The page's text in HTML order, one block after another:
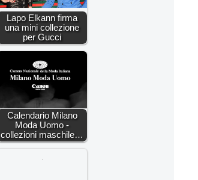
Lapo Elkann firma
una mini collezione
per Gucci
Calendario Milano
Moda Uomo -
collezioni maschile…